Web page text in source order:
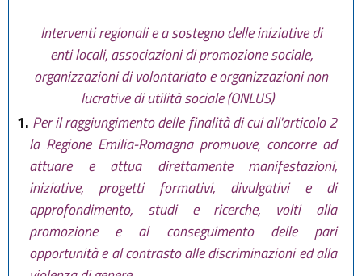
Interventi regionali e a sostegno delle iniziative di
enti locali, associazioni di promozione sociale,
organizzazioni di volontariato e organizzazioni non
lucrative di utilità sociale (ONLUS)
1. Per il raggiungimento delle finalità di cui all'articolo 2
la Regione Emilia-Romagna promuove, concorre ad
attuare e attua direttamente manifestazioni,
iniziative, progetti formativi, divulgativi e di
approfondimento, studi e ricerche, volti alla
promozione e al conseguimento delle pari
opportunità e al contrasto alle discriminazioni ed alla